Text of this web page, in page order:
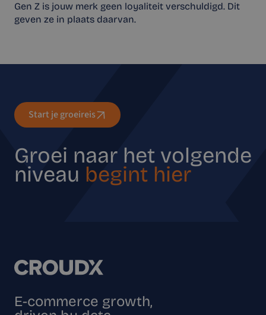
Gen Z is jouw merk geen loyaliteit verschuldigd. Dit
geven ze in plaats daarvan.
Start je groeireis
Groei naar het volgende
niveau begint hier
E-commerce growth,